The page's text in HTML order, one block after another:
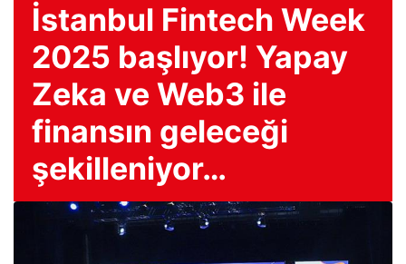
İstanbul Fintech Week
2025 başlıyor! Yapay
Zeka ve Web3 ile
finansın geleceği
şekilleniyor…